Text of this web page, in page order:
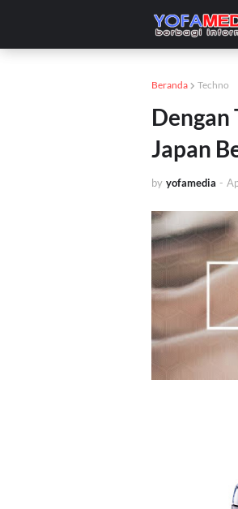
Beranda Techno
Dengan
Japan
by yofamedia -